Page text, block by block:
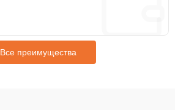
Все преимущества